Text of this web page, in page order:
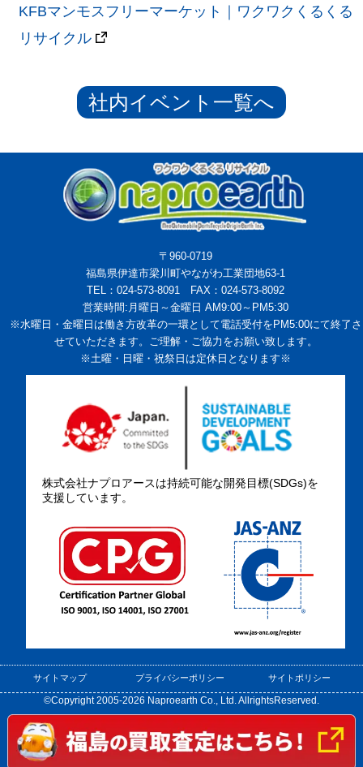
KFBマンモスフリーマーケット｜ワクワクくるくる
リサイクル
社内イベント一覧へ
〒960-0719
福島県伊達市梁川町やながわ工業団地63-1
TEL：024-573-8091 FAX：024-573-8092
営業時間:月曜日～金曜日 AM9:00～PM5:30
※水曜日・金曜日は働き方改革の一環として電話受付をPM5:00にて終了さ
せていただきます。ご理解・ご協力をお願い致します。
※土曜・日曜・祝祭日は定休日となります※
株式会社ナプロアースは持続可能な開発目標(SDGs)を
支援しています。
サイトマップ プライバシーポリシー サイトポリシー
©Copyright 2005-2026 Naproearth Co., Ltd. AllrightsReserved.